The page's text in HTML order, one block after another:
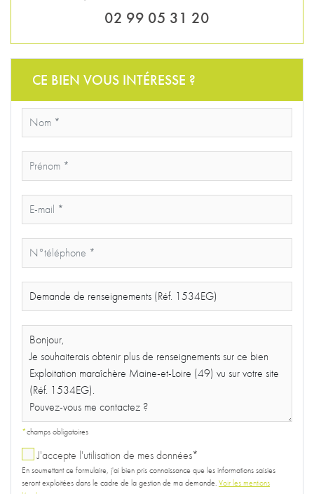
champs obligatoires
J'accepte l'utilisation de mes données*
En soumettant ce formulaire, j'ai bien pris connaissance que les informations saisies
seront exploitées dans le cadre de la gestion de ma demande.
COORDONNÉES DE L'AGENCE